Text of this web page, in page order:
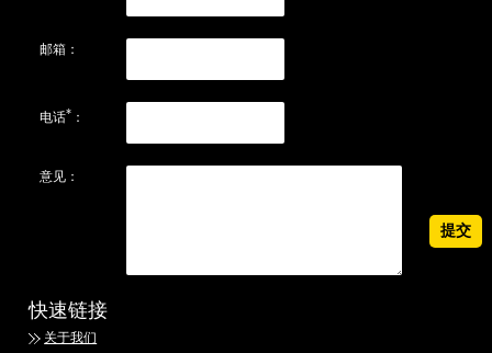
邮箱：
电话* ：
意见：
快速链接
关于我们